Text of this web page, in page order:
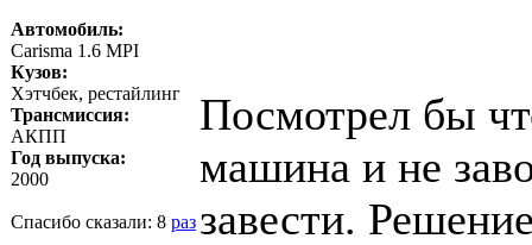
Автомобиль:
Carisma 1.6 MPI
Кузов:
Хэтчбек, рестайлинг
Трансмиссия:
АКПП
Год выпуска:
2000
Спасибо сказали: 8 раз
Посмотрел бы
машина и не
завести.